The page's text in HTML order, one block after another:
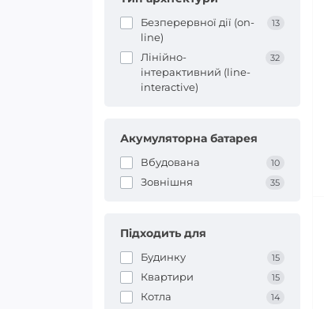
Безперервної дії (on-
line)
13
Лінійно-
інтерактивний (line-
interactive)
32
Акумуляторна батарея
Вбудована 10
Зовнішня 35
Підходить для
Будинку 15
Квартири 15
Котла 14